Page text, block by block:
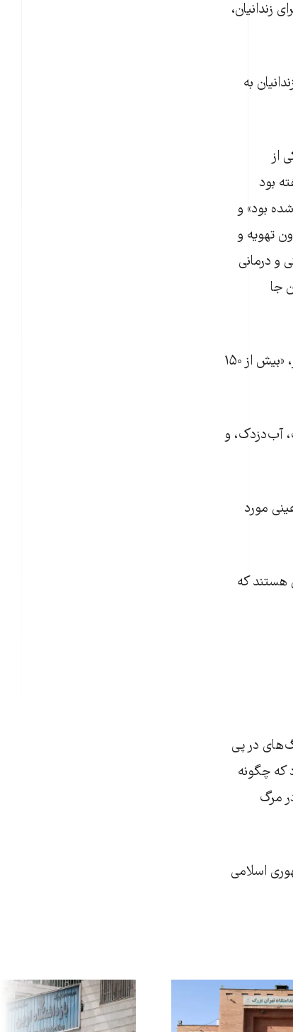
زندانیان،
به
از
بود
بود» و
تهویه و
و درمانی
جا
به‌گفته سازمان حقوق بشر ایران در زندان قرچک در سالن‌هایی با گنجایش کمتر از ۱۰۰ نفر، «بیش از ۱۵۰
آب‌دزدک، و
مورد
هستند که
مرگ‌های در پی
که چگونه
مرگ
اسلامی